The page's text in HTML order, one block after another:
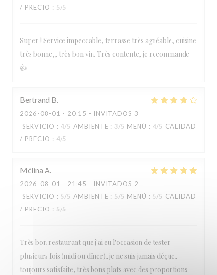
/ PRECIO : 5/5
Super ! Service impeccable, terrasse très agréable, cuisine
très bonne,, très bon vin. Très contente, je recommande
👍
Bertrand B
2026-08-01 - 20:15 - INVITADOS 3
SERVICIO : 4/5 AMBIENTE : 3/5 MENÚ : 4/5 CALIDAD
/ PRECIO : 4/5
Mélina A
2026-08-01 - 21:45 - INVITADOS 2
SERVICIO : 5/5 AMBIENTE : 5/5 MENÚ : 5/5 CALIDAD
/ PRECIO : 5/5
Très bon restaurant que j'ai eu l'occasion de tester
plusieurs fois (midi ou dîner), je ne suis jamais déçue,
toujours satisfaite, très bons plats avec des proportions